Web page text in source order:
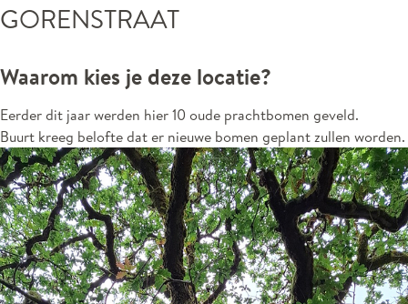
GORENSTRAAT
Waarom kies je deze locatie?
Eerder dit jaar werden hier 10 oude prachtbomen geveld.
Buurt kreeg belofte dat er nieuwe bomen geplant zullen worden.